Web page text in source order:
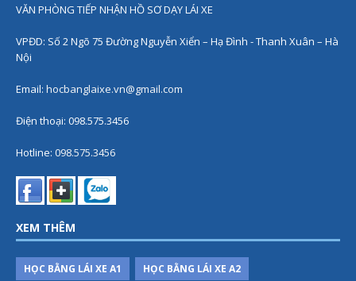
VĂN PHÒNG TIẾP NHẬN HỒ SƠ DẠY LÁI XE
VPĐD: Số 2 Ngõ 75 Đường Nguyễn Xiển – Hạ Đình - Thanh Xuân – Hà
Nội
Email: hocbanglaixe.vn@gmail.com
Điện thoại: 098.575.3456
Hotline: 098.575.3456
XEM THÊM
HỌC BẰNG LÁI XE A1 HỌC BẰNG LÁI XE A2